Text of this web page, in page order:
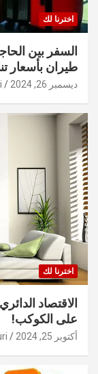
اخترنا لك
السفر بين
طيران بأسعار
ديسمبر 26, 2024
اخترنا لك
الاقتصاد
على الكوكب!
أكتوبر 25, 2024